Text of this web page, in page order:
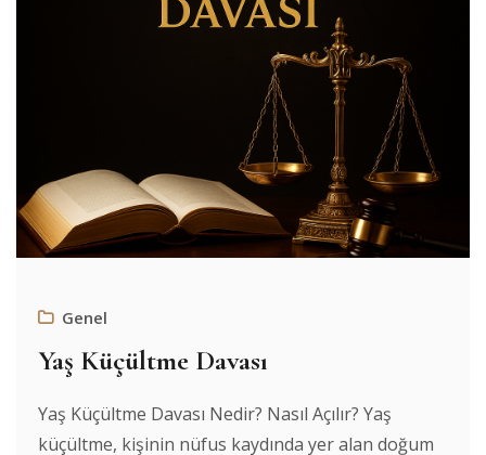
Genel
Yaş Küçültme Davası
Yaş Küçültme Davası Nedir? Nasıl Açılır? Yaş
küçültme, kişinin nüfus kaydında yer alan doğum